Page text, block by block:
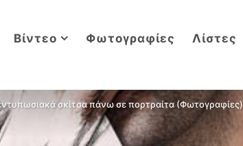
Βίντεο Φωτογραφίες Λίστες
σκίτσα πάνω σε πορτραίτα (Φωτογραφίες)